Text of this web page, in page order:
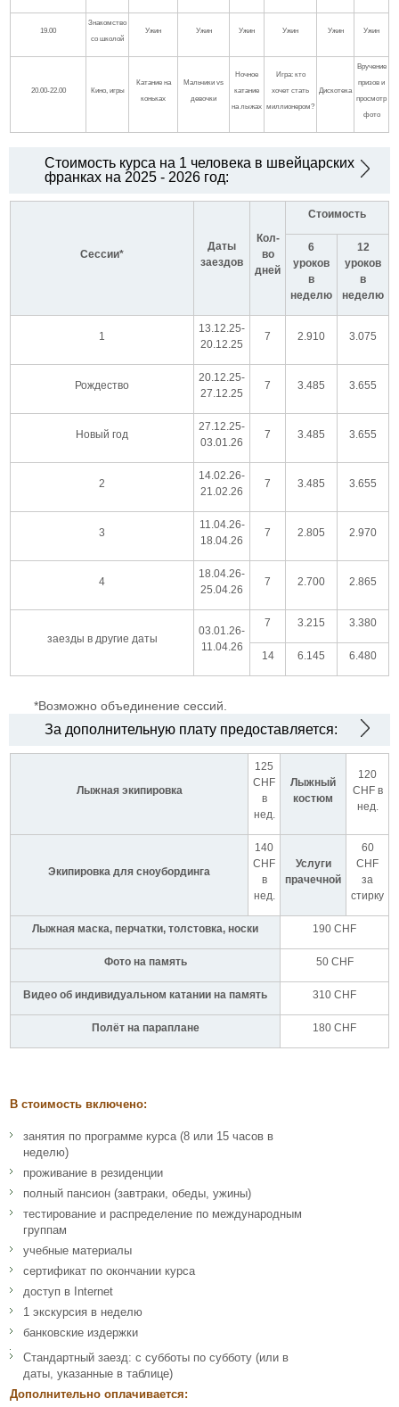
19.00
Знакомство
со школой
Ужин Ужин Ужин Ужин Ужин Ужин
20.00-22.00 Кино, игры
Катание на
коньках
Мальчики vs
девочки
Ночное
катание
на лыжах
Игра: кто
хочет стать
миллионером?
Дискотека
Вручение
призов и
просмотр
фото
Стоимость курса на 1 человека в швейцарских
франках на 2025 - 2026 год:
Сессии*
Даты
заездов
Кол-
во
дней
Стоимость
6
уроков
в
неделю
12
уроков
в
неделю
1
13.12.25-
20.12.25
7 2.910 3.075
Рождество
20.12.25-
27.12.25
7 3.485 3.655
Новый год
27.12.25-
03.01.26
7 3.485 3.655
2
14.02.26-
21.02.26
7 3.485 3.655
3
11.04.26-
18.04.26
7 2.805 2.970
4
18.04.26-
25.04.26
7 2.700 2.865
заезды в другие даты
03.01.26-
11.04.26
7 3.215 3.380
14 6.145 6.480
*Возможно объединение сессий.
За дополнительную плату предоставляется:
Лыжная экипировка
125
CHF
в
нед.
Лыжный
костюм
120
CHF в
нед.
Экипировка для сноубординга
140
CHF
в
нед.
Услуги
прачечной
60
CHF
за
стирку
Лыжная маска, перчатки, толстовка, носки 190 CHF
Фото на память 50 CHF
Видео об индивидуальном катании на память 310 CHF
Полёт на параплане 180 CHF
В стоимость включено:
занятия по программе курса (8 или 15 часов в
неделю)
проживание в резиденции
полный пансион (завтраки, обеды, ужины)
тестирование и распределение по международным
группам
учебные материалы
сертификат по окончании курса
доступ в Internet
1 экскурсия в неделю
банковские издержки
Стандартный заезд: с субботы по субботу (или в
даты, указанные в таблице)
Дополнительно оплачивается: